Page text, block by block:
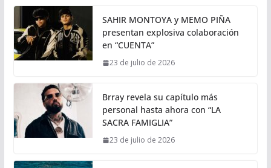
SAHIR MONTOYA y MEMO PIÑA
presentan explosiva colaboración
en “CUENTA”
23 de julio de 2026
Brray revela su capítulo más
personal hasta ahora con “LA
SACRA FAMIGLIA”
23 de julio de 2026